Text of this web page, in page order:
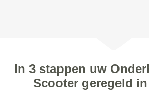
In 3 stappen uw
Scooter geregeld